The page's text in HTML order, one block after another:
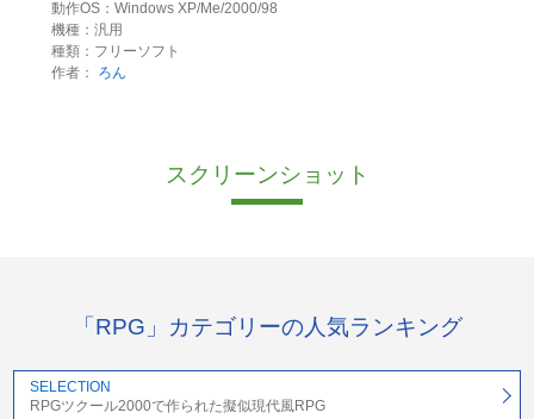
動作OS：Windows XP/Me/2000/98
機種：汎用
種類：フリーソフト
作者：
ろん
スクリーンショット
「RPG」カテゴリーの人気ランキング
SELECTION
RPGツクール2000で作られた擬似現代風RPG